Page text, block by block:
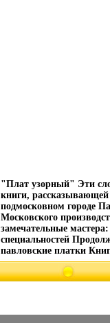
"Плат узорный" Эти
книги, рассказывающей
подмосковном городе
Московского
замечательные
специальностей
павловские платки